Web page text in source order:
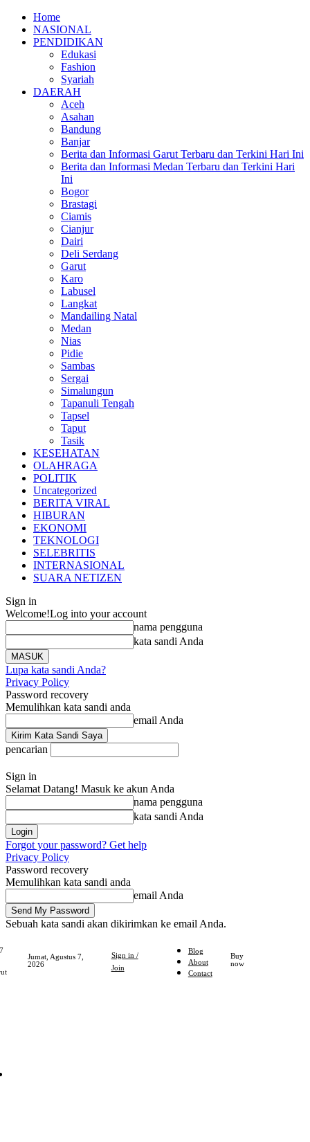
Home
NASIONAL
PENDIDIKAN
Edukasi
Fashion
Syariah
DAERAH
Aceh
Asahan
Bandung
Banjar
Berita dan Informasi Garut Terbaru dan Terkini Hari Ini
Berita dan Informasi Medan Terbaru dan Terkini Hari
Ini
Bogor
Brastagi
Ciamis
Cianjur
Dairi
Deli Serdang
Garut
Karo
Labusel
Langkat
Mandailing Natal
Medan
Nias
Pidie
Sambas
Sergai
Simalungun
Tapanuli Tengah
Tapsel
Taput
Tasik
KESEHATAN
OLAHRAGA
POLITIK
Uncategorized
BERITA VIRAL
HIBURAN
EKONOMI
TEKNOLOGI
SELEBRITIS
INTERNASIONAL
SUARA NETIZEN
Sign in
Welcome!Log into your account
nama pengguna
kata sandi Anda
Lupa kata sandi Anda?
Privacy Policy
Password recovery
Memulihkan kata sandi anda
email Anda
pencarian
Sign in
Selamat Datang! Masuk ke akun Anda
nama pengguna
kata sandi Anda
Forgot your password? Get help
Privacy Policy
Password recovery
Memulihkan kata sandi anda
email Anda
Sebuah kata sandi akan dikirimkan ke email Anda.
Jumat, Agustus 7,
2026
Sign in /
Join
Blog
About
Contact
Buy
now